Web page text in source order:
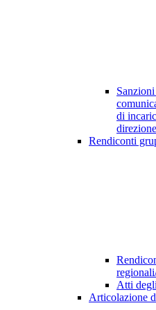
di
Rendiconti
Atti
Articolazione